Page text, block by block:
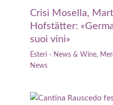
Crisi Mosella,
Hofstätter:
suoi vini»
Esteri - News & Wine,
News